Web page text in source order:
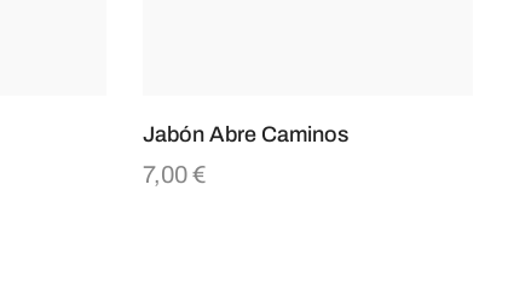
Jabón Abre Caminos
7,00€